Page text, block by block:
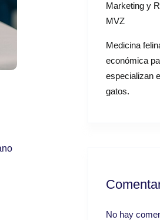
Marketing y
MVZ
Medicina
económica
especializan
gatos.
No hay